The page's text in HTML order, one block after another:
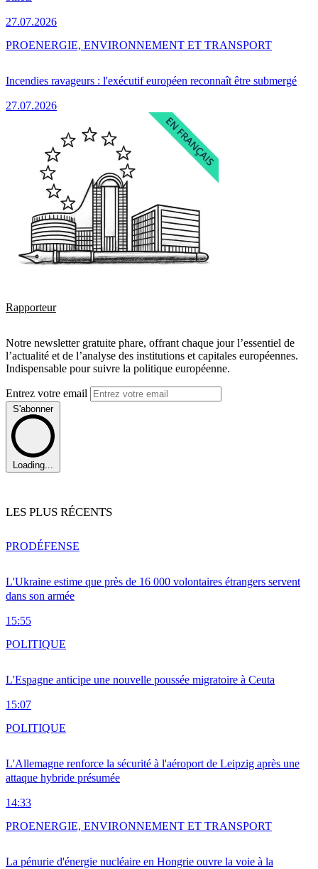
27.07.2026
Incendies ravageurs : l'exécutif européen reconnaît être submergé
27.07.2026
PROENERGIE, ENVIRONNEMENT ET TRANSPORT
Rapporteur
Notre newsletter gratuite phare, offrant chaque jour l’essentiel de
l’actualité et de l’analyse des institutions et capitales européennes.
Indispensable pour suivre la politique européenne.
Entrez votre email
S'abonner
Loading...
LES PLUS RÉCENTS
L'Ukraine estime que près de 16 000 volontaires étrangers servent
dans son armée
15:55
PRODÉFENSE
L'Espagne anticipe une nouvelle poussée migratoire à Ceuta
15:07
POLITIQUE
L'Allemagne renforce la sécurité à l'aéroport de Leipzig après une
attaque hybride présumée
14:33
POLITIQUE
La pénurie d'énergie nucléaire en Hongrie ouvre la voie à la
PROENERGIE, ENVIRONNEMENT ET TRANSPORT